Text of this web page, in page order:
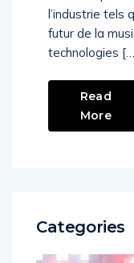
l’industrie tels
futur de la
technologies
Read
More
Categories